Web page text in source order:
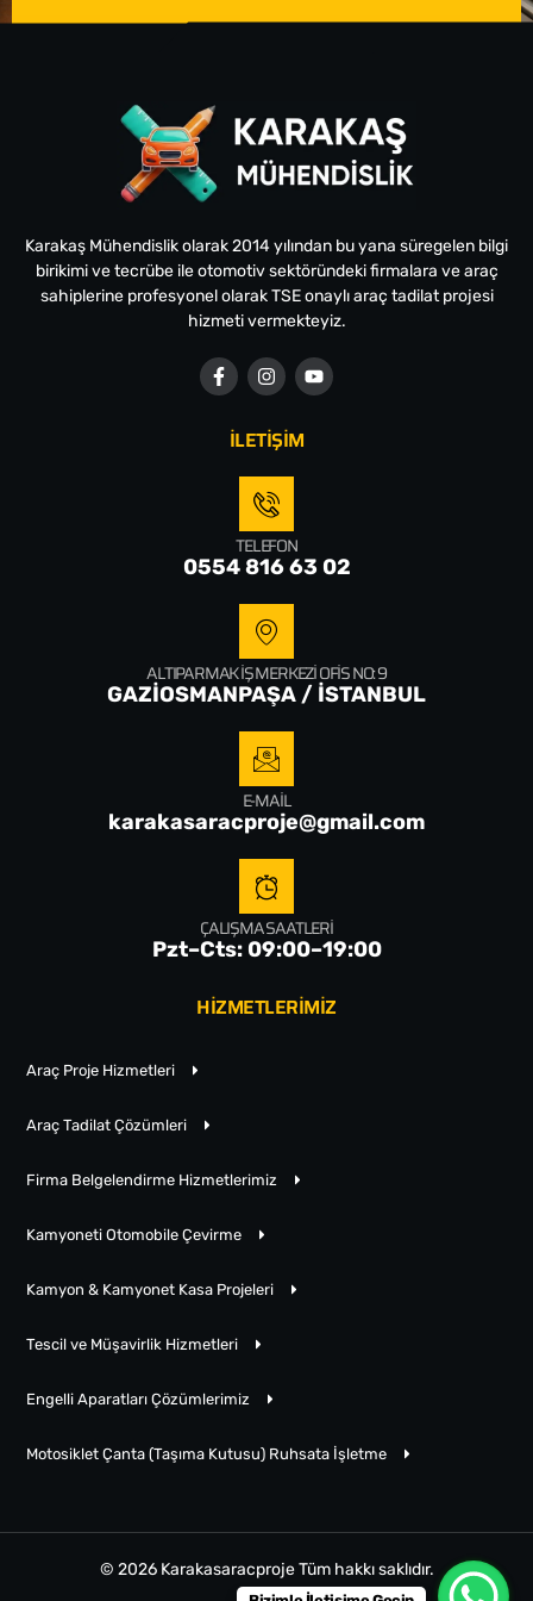
Karakaş Mühendislik olarak 2014 yılından bu yana süregelen bilgi
birikimi ve tecrübe ile otomotiv sektöründeki firmalara ve araç
sahiplerine profesyonel olarak TSE onaylı araç tadilat projesi
hizmeti vermekteyiz.
İLETİŞİM
TELEFON
0554 816 63 02
ALTIPARMAK İŞ MERKEZI OFIS NO: 9
GAZİOSMANPAŞA / İSTANBUL
E-MAIL
karakasaracproje@gmail.com
ÇALIŞMA SAATLERI
Pzt–Cts: 09:00–19:00
HİZMETLERİMİZ
Araç Proje Hizmetleri
Araç Tadilat Çözümleri
Firma Belgelendirme Hizmetlerimiz
Kamyoneti Otomobile Çevirme
Kamyon & Kamyonet Kasa Projeleri
Tescil ve Müşavirlik Hizmetleri
Engelli Aparatları Çözümlerimiz
Motosiklet Çanta (Taşıma Kutusu) Ruhsata İşletme
© 2026 Karakasaracproje Tüm hakkı saklıdır.